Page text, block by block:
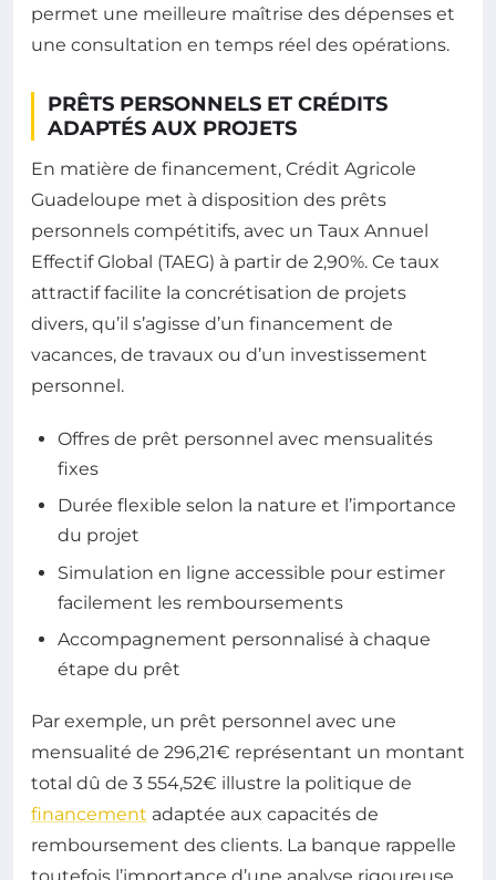
permet une meilleure maîtrise des dépenses et
une consultation en temps réel des opérations.
PRÊTS PERSONNELS ET CRÉDITS
ADAPTÉS AUX PROJETS
En matière de financement, Crédit Agricole
Guadeloupe met à disposition des prêts
personnels compétitifs, avec un Taux Annuel
Effectif Global (TAEG) à partir de 2,90%. Ce taux
attractif facilite la concrétisation de projets
divers, qu’il s’agisse d’un financement de
vacances, de travaux ou d’un investissement
personnel.
Offres de prêt personnel avec mensualités
fixes
Durée flexible selon la nature et l’importance
du projet
Simulation en ligne accessible pour estimer
facilement les remboursements
Accompagnement personnalisé à chaque
étape du prêt
Par exemple, un prêt personnel avec une
mensualité de 296,21€ représentant un montant
total dû de 3 554,52€ illustre la politique de
financement adaptée aux capacités de
remboursement des clients. La banque rappelle